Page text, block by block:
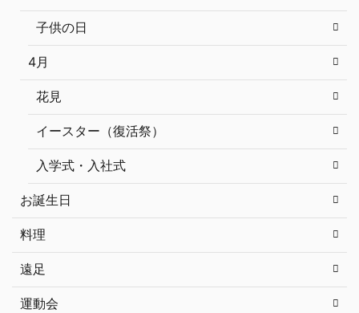
子供の日
4月
花見
イースター（復活祭）
入学式・入社式
お誕生日
料理
遠足
運動会